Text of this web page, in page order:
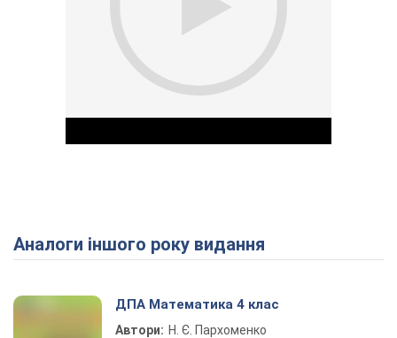
Play Video
Аналоги іншого року видання
ДПА Математика 4 клас
Автори: Н. Є. Пархоменко